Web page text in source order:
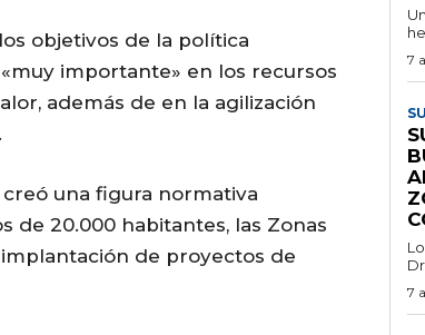
objetivos de la política
importante» en los recursos
además de en la agilización
una figura normativa
de 20.000 habitantes, las Zonas
de proyectos de
7
7